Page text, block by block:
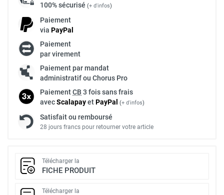
100% sécurisé (+ d'infos)
Paiement
via PayPal
Paiement
par virement
Paiement par mandat
administratif ou Chorus Pro
PaiementCB 3 fois sans frais
avecScalapayetPayPal (+ d'infos)
Satisfait ou remboursé
28 jours francs pour retourner votre article
Télécharger la
FICHE PRODUIT
Télécharger la